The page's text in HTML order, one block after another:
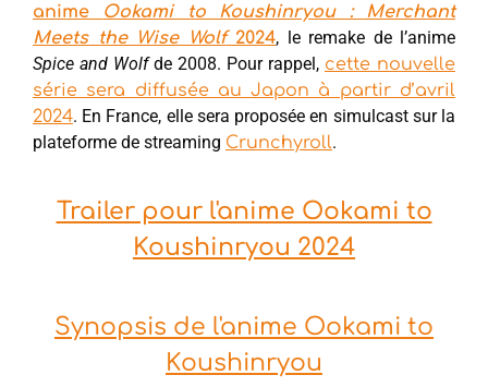
anime Ookami to Koushinryou : Merchant
Meets the Wise Wolf2024, le remake de l’anime
Spice and Wolfde 2008. Pour rappel, cette nouvelle
série sera diffusée au Japon à partir d’avril
2024. En France, elle sera proposée en simulcast sur la
plateforme de streaming Crunchyroll.
Trailer pour l'anime Ookami to
Koushinryou 2024
Synopsis de l'anime Ookami to
Koushinryou